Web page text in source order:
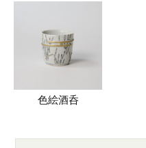
色絵酒呑